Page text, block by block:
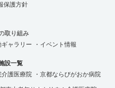
保護方針
取り組み
ギャラリー ・イベント情報
設一覧
介護医療院 ・京都ならびがおか病院